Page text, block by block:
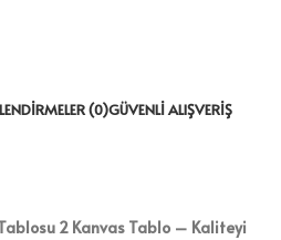
(0)GÜVENLI ALIŞVERIŞ
2 Kanvas Tablo – Kaliteyi